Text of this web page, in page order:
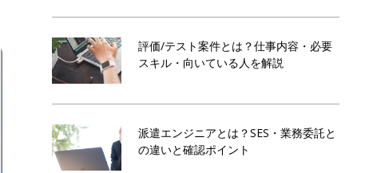
評価/テスト案件とは？仕事内容・必要
スキル・向いている人を解説
派遣エンジニアとは？SES・業務委託と
の違いと確認ポイント